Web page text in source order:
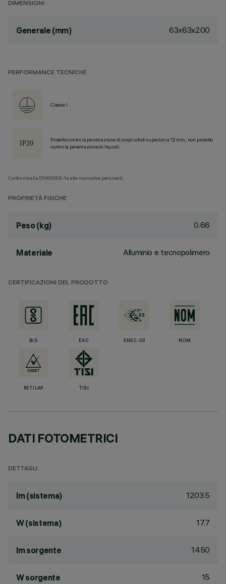
DIMENSIONI
Generale (mm) 63x63x200
PERFORMANCE TECNICHE
Classe I
Protetto contro la penetrazione di corpi solidi superiori a 12 mm, non protetto
contro la penetrazione di liquidi.
Conforme alla EN60598-1 e alle normative pertinenti.
PROPRIETÀ FISICHE
Peso (kg) 0.66
Materiale Alluminio e tecnopolimero
CERTIFICAZIONI DEL PRODOTTO
BIS EAC ENEC-03 NOM
RETILAP TISI
DATI FOTOMETRICI
DETTAGLI
lm (sistema) 1203.5
W (sistema) 17.7
lm sorgente 1450
W sorgente 15